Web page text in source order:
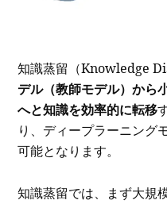
知識蒸留（Knowledge
デル（教師モデル）から
へと知識を効率的に転移
り、ディープラーニング
可能となります。
知識蒸留では、まず大規